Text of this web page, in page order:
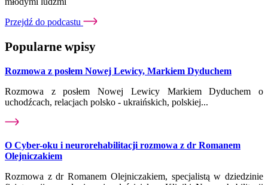
Przejdź do podcastu
Popularne wpisy
Rozmowa z posłem Nowej Lewicy, Markiem Dyduchem
Rozmowa z posłem Nowej Lewicy Markiem Dyduchem o
uchodźcach, relacjach polsko - ukraińskich, polskiej...
O Cyber-oku i neurorehabilitacji rozmowa z dr Romanem
Olejniczakiem
Rozmowa z dr Romanem Olejniczakiem, specjalistą w dziedzinie